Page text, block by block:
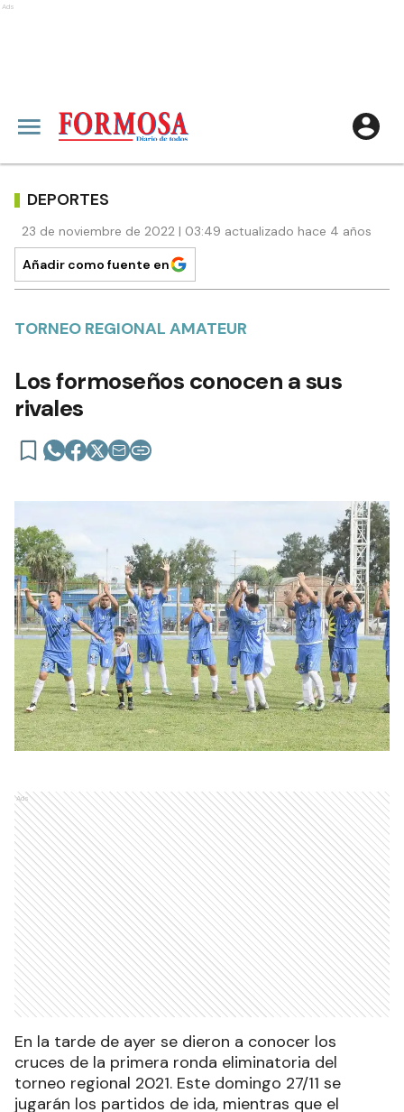
Ads
DEPORTES
23 de noviembre de 2022 | 03:49 actualizado hace 4 años
Añadir como fuente en
TORNEO REGIONAL AMATEUR
Los formoseños conocen a sus
rivales
Ads
En la tarde de ayer se dieron a conocer los
cruces de la primera ronda eliminatoria del
torneo regional 2021. Este domingo 27/11 se
jugarán los partidos de ida, mientras que el